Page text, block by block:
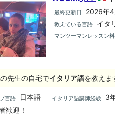
最終更新日 2026年4
教えている言語 イタ
マンツーマンレッスン料
の先生の自宅でイタリア語を教えま
言語 日本語 イタリア語講師経験
3
歓迎！